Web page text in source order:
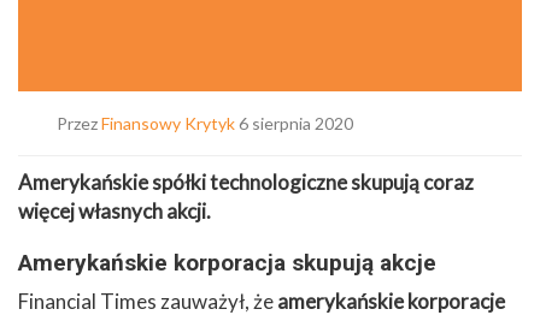
PrzezFinansowy Krytyk6 sierpnia 2020
Amerykańskie spółki technologiczne skupują coraz
więcej własnych akcji.
Amerykańskie korporacja skupują akcje
Financial Times zauważył, żeamerykańskie korporacje